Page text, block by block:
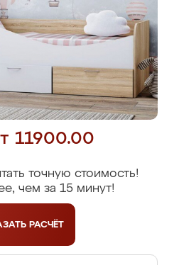
11900.00
точную стоимость!
чем за 15 минут!
РАСЧЁТ